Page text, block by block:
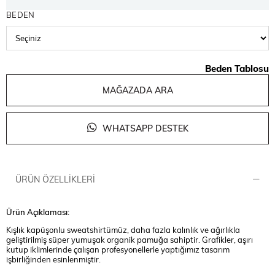
BEDEN
Beden Tablosu
MAĞAZADA ARA
WHATSAPP DESTEK
ÜRÜN ÖZELLIKLERI
Ürün Açıklaması:
Kışlık kapüşonlu sweatshirtümüz, daha fazla kalınlık ve ağırlıkla
geliştirilmiş süper yumuşak organik pamuğa sahiptir. Grafikler, aşırı
kutup iklimlerinde çalışan profesyonellerle yaptığımız tasarım
işbirliğinden esinlenmiştir.